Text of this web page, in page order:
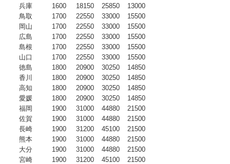
兵庫
1600 18150 25850
13000
鳥取
1700 22550 33000
15500
岡山
1700 22550 33000
15500
広島
1700 22550 33000
15500
島根
1700 22550 33000
15500
山口
1700 22550 33000
15500
徳島
1800 20900 30250
14850
香川
1800 20900 30250
14850
高知
1800 20900 30250
14850
愛媛
1800 20900 30250
14850
福岡
1900 31000 44880
21500
佐賀
1900 31000 44880
21500
長崎
1900 31200 45100
21500
熊本
1900 31000 44880
21500
大分
1900 31000 44880
21500
宮崎
1900 31200 45100
21500